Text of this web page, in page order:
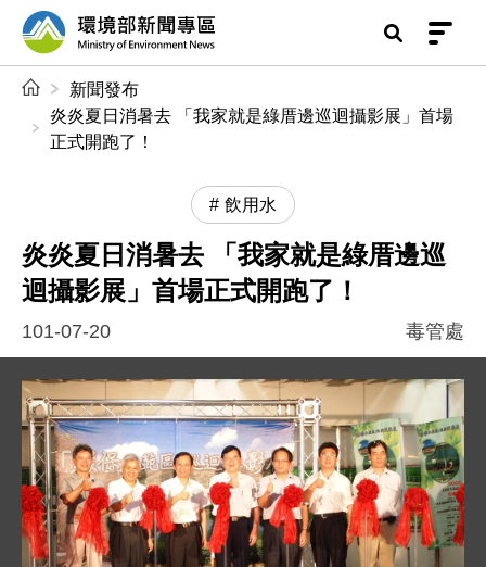
前往中央內容區塊
環境部新聞專區
新聞發布
炎炎夏日消暑去 「我家就是綠厝邊巡迴攝影展」首場
正式開跑了！
飲用水
炎炎夏日消暑去 「我家就是綠厝邊巡
迴攝影展」首場正式開跑了！
101-07-20 毒管處